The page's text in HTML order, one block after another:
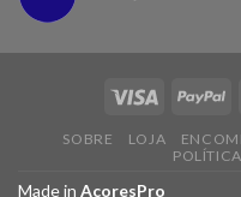
SOBRE LOJA
Made in AcoresPro